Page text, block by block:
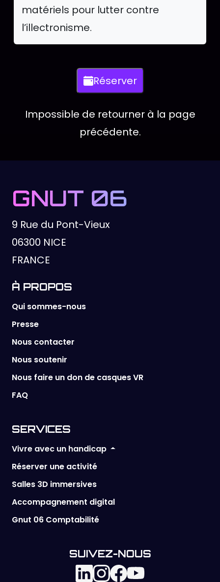
matériels pour lutter contre
l’illectronisme.
ActionsRéserver
Impossible de retourner à la page
précédente.
GNUT 06
9 Rue du Pont-Vieux
06300 NICE
FRANCE
À PROPOS
Qui sommes-nous
Presse
Nous contacter
Nous soutenir
Nous faire un don de casques VR
FAQ
SERVICES
Vivre avec un handicap
Réserver une activité
Salles 3D immersives
Accompagnement digital
Gnut 06 Comptabilité
SUIVEZ-NOUS